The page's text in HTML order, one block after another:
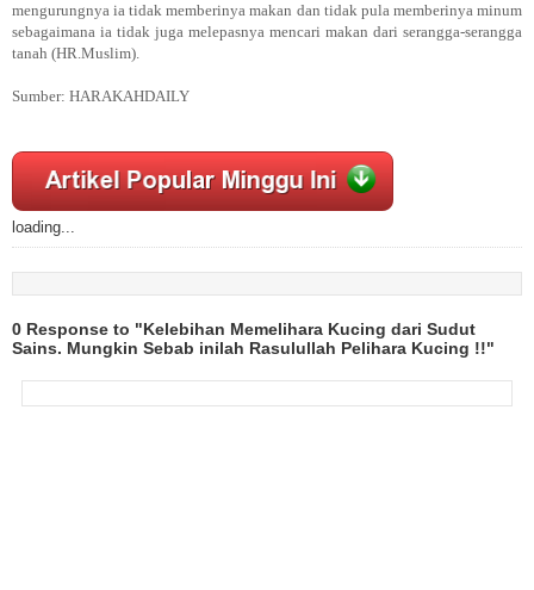
mengurungnya ia tidak memberinya makan dan tidak pula memberinya minum
sebagaimana ia tidak juga melepasnya mencari makan dari serangga-serangga
tanah (HR.Muslim).
Sumber: HARAKAHDAILY
loading...
0 Response to "Kelebihan Memelihara Kucing dari Sudut
Sains. Mungkin Sebab inilah Rasulullah Pelihara Kucing !!"